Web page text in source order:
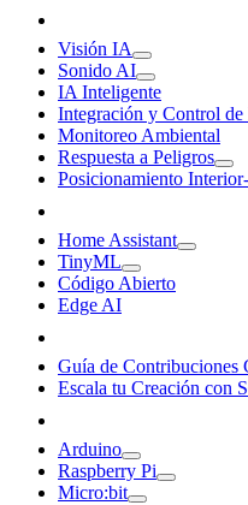
Visión IA
Sonido AI
IA Inteligente
Integración y Control
Monitoreo Ambiental
Respuesta a Peligros
Posicionamiento
Home Assistant
TinyML
Código Abierto
Edge AI
Guía de Contribuciones
Escala tu Creación con
Arduino
Raspberry Pi
Micro:bit